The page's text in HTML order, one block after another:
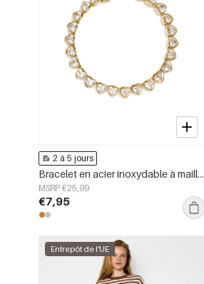
2 à 5 jours
Bracelet en acier inoxydable à maillons en forme de cœur, collection Daily Simple, bijoux pour femmes
MSRP €25,99
€7,95
Entrepôt de l'UE